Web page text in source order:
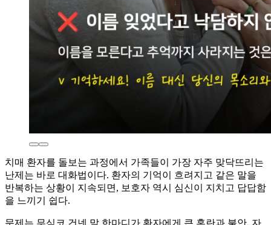
치매 환자를 돌보는 과정에서 가족들이 가장 자주 맞닥뜨리는
난제는 바로 대화법이다. 환자의 기억이 흐려지고 같은 말을
반복하는 상황이 지속되면, 보호자 역시 심신이 지치고 답답함
을 느끼기 쉽다.